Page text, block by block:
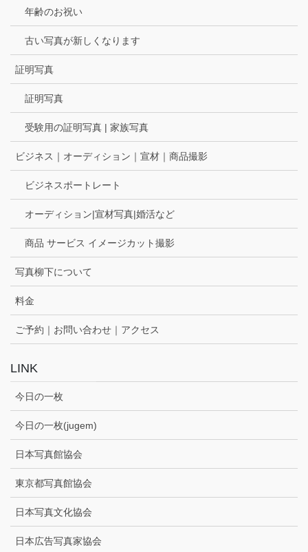
年齢のお祝い
古い写真が新しくなります
証明写真
証明写真
受験用の証明写真 | 家族写真
ビジネス｜オーディション｜宣材｜商品撮影
ビジネスポートレート
オーディション|宣材写真|婚活など
商品 サービス イメージカット撮影
写真柳下について
料金
ご予約｜お問い合わせ｜アクセス
LINK
今日の一枚
今日の一枚(jugem)
日本写真館協会
東京都写真館協会
日本写真文化協会
日本広告写真家協会